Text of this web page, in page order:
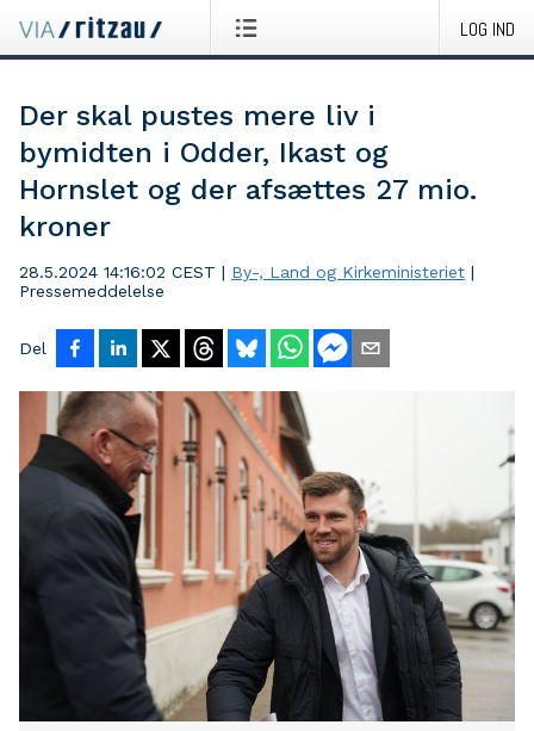
LOG IND
Der skal pustes mere liv i
bymidten i Odder, Ikast og
Hornslet og der afsættes 27 mio.
kroner
28.5.2024 14:16:02 CEST | By-, Land og Kirkeministeriet |
Pressemeddelelse
Del